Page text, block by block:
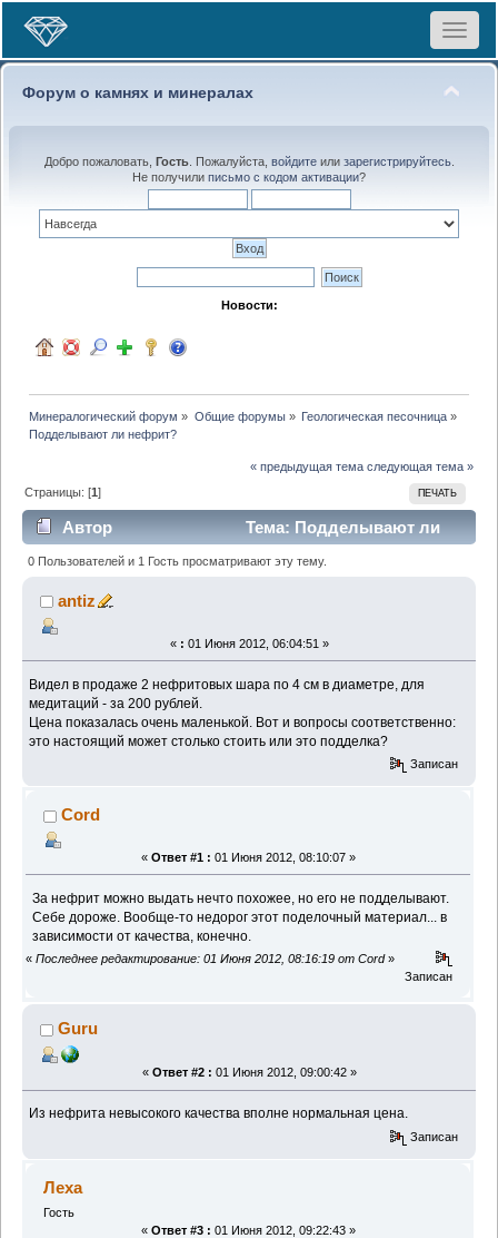
Toggle
Форум о камнях и минералах
Добро пожаловать, Гость. Пожалуйста, войдитеили зарегистрируйтесь.
Не получили письмо с кодом активации?
Новости:
Минералогический форум » Общие форумы» Геологическая песочница»
Подделывают ли нефрит?
« предыдущая тема следующая тема »
ПЕЧАТЬ
Страницы: [1]
Автор
Тема: Подделывают ли
нефрит? (Прочитано 3050 раз)
0 Пользователей и 1 Гость просматривают эту тему.
antiz
« : 01 Июня 2012, 06:04:51 »
Видел в продаже 2 нефритовых шара по 4 см в диаметре, для
медитаций - за 200 рублей.
Цена показалась очень маленькой. Вот и вопросы соответственно:
это настоящий может столько стоить или это подделка?
Записан
Cord
« Ответ #1 : 01 Июня 2012, 08:10:07 »
За нефрит можно выдать нечто похожее, но его не подделывают.
Себе дороже. Вообще-то недорог этот поделочный материал... в
зависимости от качества, конечно.
« Последнее редактирование: 01 Июня 2012, 08:16:19 от Cord»
Записан
Guru
« Ответ #2 : 01 Июня 2012, 09:00:42 »
Из нефрита невысокого качества вполне нормальная цена.
Записан
Леха
Гость
« Ответ #3 : 01 Июня 2012, 09:22:43 »